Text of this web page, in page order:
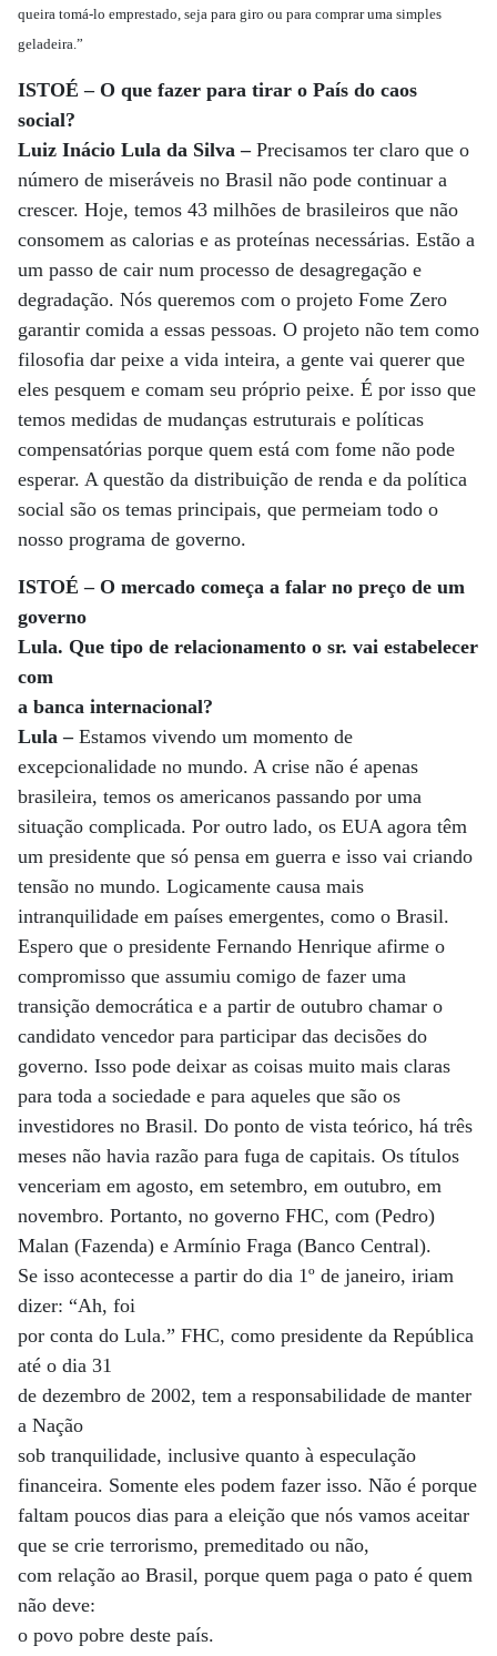
queira tomá-lo emprestado, seja para giro ou para comprar uma simples
geladeira.”
ISTOÉ – O que fazer para tirar o País do caos
social?
Luiz Inácio Lula da Silva –Precisamos ter claro que o
número de miseráveis no Brasil não pode continuar a
crescer. Hoje, temos 43 milhões de brasileiros que não
consomem as calorias e as proteínas necessárias. Estão a
um passo de cair num processo de desagregação e
degradação. Nós queremos com o projeto Fome Zero
garantir comida a essas pessoas. O projeto não tem como
filosofia dar peixe a vida inteira, a gente vai querer que
eles pesquem e comam seu próprio peixe. É por isso que
temos medidas de mudanças estruturais e políticas
compensatórias porque quem está com fome não pode
esperar. A questão da distribuição de renda e da política
social são os temas principais, que permeiam todo o
nosso programa de governo.
ISTOÉ – O mercado começa a falar no preço de um
governo
Lula. Que tipo de relacionamento o sr. vai estabelecer
com
a banca internacional?
Lula – Estamos vivendo um momento de
excepcionalidade no mundo. A crise não é apenas
brasileira, temos os americanos passando por uma
situação complicada. Por outro lado, os EUA agora têm
um presidente que só pensa em guerra e isso vai criando
tensão no mundo. Logicamente causa mais
intranquilidade em países emergentes, como o Brasil.
Espero que o presidente Fernando Henrique afirme o
compromisso que assumiu comigo de fazer uma
transição democrática e a partir de outubro chamar o
candidato vencedor para participar das decisões do
governo. Isso pode deixar as coisas muito mais claras
para toda a sociedade e para aqueles que são os
investidores no Brasil. Do ponto de vista teórico, há três
meses não havia razão para fuga de capitais. Os títulos
venceriam em agosto, em setembro, em outubro, em
novembro. Portanto, no governo FHC, com (Pedro)
Malan (Fazenda) e Armínio Fraga (Banco Central).
Se isso acontecesse a partir do dia 1º de janeiro, iriam
dizer: “Ah, foi
por conta do Lula.” FHC, como presidente da República
até o dia 31
de dezembro de 2002, tem a responsabilidade de manter
a Nação
sob tranquilidade, inclusive quanto à especulação
financeira. Somente eles podem fazer isso. Não é porque
faltam poucos dias para a eleição que nós vamos aceitar
que se crie terrorismo, premeditado ou não,
com relação ao Brasil, porque quem paga o pato é quem
não deve:
o povo pobre deste país.